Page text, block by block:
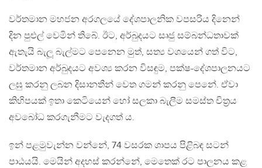
වර්තමාන මහජන අරගලයේ දේශපාලනික වපසරිය දිනෙන්
දින පුළුල් වෙමින් තිබේ. ඊට, අර්බුදයට සෘජු සම්බන්ධතාවක්
ඇතැයි බැලූ බැල්මට පෙනෙන මුත්, සත්‍ය වශයෙන් ගත් විට,
වර්තමාන අර්බුදයට අවශ්‍ය කරන විසඳුම, පක්ෂ-දේශපාලනයට
ලඝු කරනු ලබන දිසානතීන් වෙත ගමන් කරනු පෙනේ. ඒවා
කිහිපයක් ඉතා කෙටියෙන් හෝ සලකා බැලීම සමස්ත චිත‍්‍රය
අවබෝධ කරගැනීමට වැදගත් ය.
ඉන් පළමුවැන්න වන්නේ, 74 වසරක ශාපය පිළිබඳ සටන්
පාඨයයි. මෙයින් අදහස් කරන්නේ, මෙතෙක් රට පාලනය කළ